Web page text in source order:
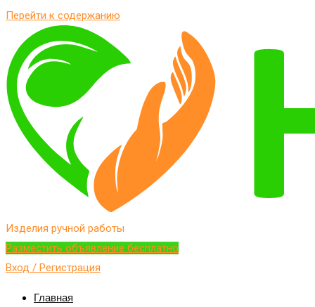
Перейти к содержанию
Изделия ручной работы
Разместить объявление бесплатно
Вход / Регистрация
Главная